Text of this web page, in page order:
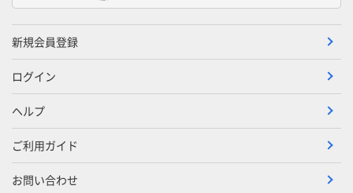
新規会員登録
ログイン
ヘルプ
ご利用ガイド
お問い合わせ